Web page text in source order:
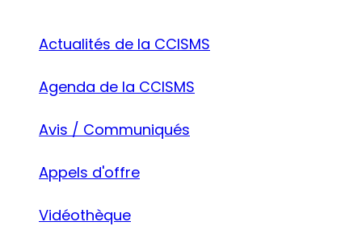
Actualités de la CCISMS
Agenda de la CCISMS
Avis / Communiqués
Appels d'offre
Vidéothèque